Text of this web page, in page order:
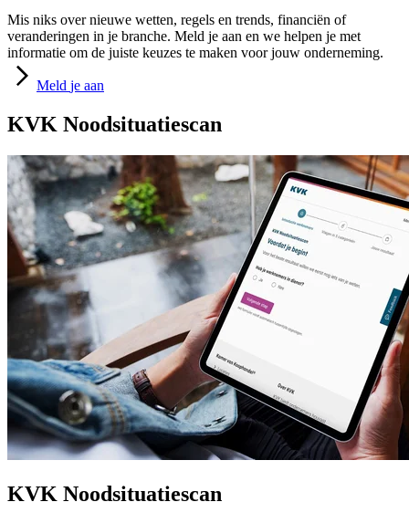
Mis niks over nieuwe wetten, regels en trends, financiën of
veranderingen in je branche. Meld je aan en we helpen je met
informatie om de juiste keuzes te maken voor jouw onderneming.
Meld je aan
KVK Noodsituatiescan
KVK Noodsituatiescan